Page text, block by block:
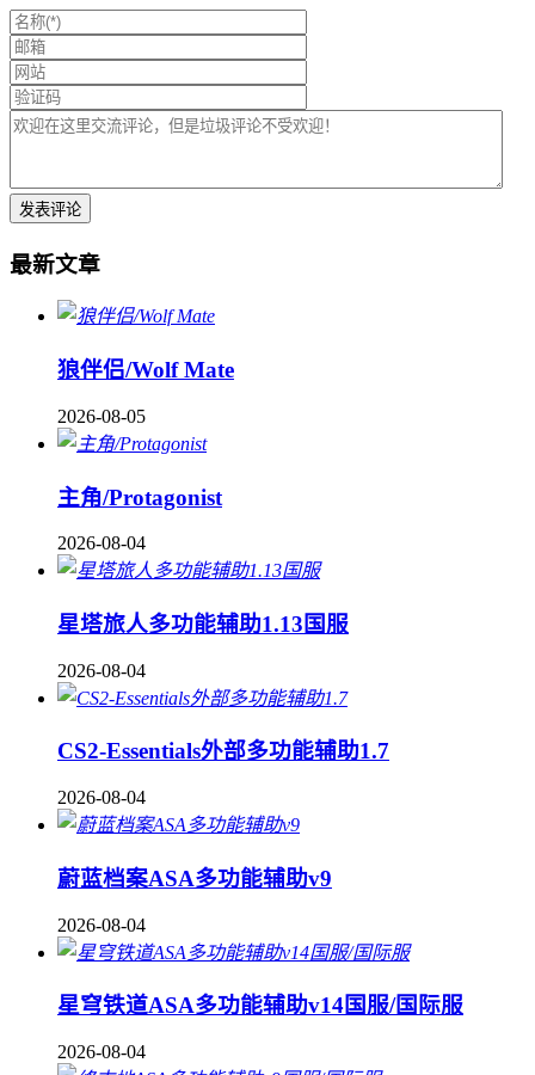
最新文章
狼伴侣/Wolf Mate
2026-08-05
主角/Protagonist
2026-08-04
星塔旅人多功能辅助1.13国服
2026-08-04
CS2-Essentials外部多功能辅助1.7
2026-08-04
蔚蓝档案ASA多功能辅助v9
2026-08-04
星穹铁道ASA多功能辅助v14国服/国际服
2026-08-04